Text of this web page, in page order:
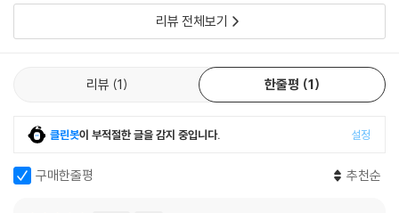
내』처럼 소중한 자전적 일화들을 파편적 포스트모던 서사 덩어리 속으로
감싸넣는다. _본문 329쪽, 옮긴이의 말 중에서
1997년, 커트 보니것은 『타임퀘이크』를 발표하고 소설가로서의 은퇴를
선언했다. 단편소설이 돈벌이가 됨은 물론 화제의 중심이던 시절도 지나
고, 근대 교양의 최고봉인 거대서사, 장편소설마저 종언을 맞이하는 듯하
다. 그의 어린 시절과 청춘을 함께한 형제자매, 오랜 친구들은 세상을 떠나
고 다섯 자녀들이 저마다의 자리에서 빛을 발하고 있다. 일흔이 넘어 몸도
마음도 예전 같지 않음을 실감한 그는 시간을 과거로 되돌린다. 오랜 세월
는 걸 배운 이후부터 공간(우주)의 팽
리뷰 전체보기
리뷰 1 한줄평 1
클린봇이 부적절한 글을 감지 중입니다. 설정
구매한줄평 추천순